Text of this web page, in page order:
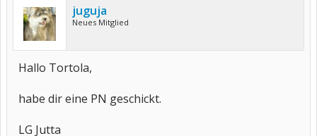
juguja
Neues Mitglied
Hallo Tortola,
habe dir eine PN geschickt.
LG Jutta